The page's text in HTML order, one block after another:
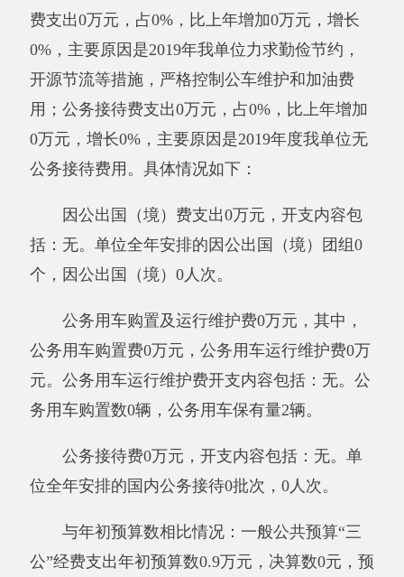
费预算数0万元，决算数0万元，预决算差异率
0%，主要原因是： 2018、2019年度我单位无因
公出国（境） 费用； 公务用车购置费预算数0万
公务用车运行费 预算数0.9万元，决算数 0 万元，
预决算差异率- 100 %，主要原因是：严格控制公
是：2018、2019年度我单位无公务接待费用。
入支出，政府性基金预算财政拨款收入支出决算
表为空表。
费支出2.34万元，比上年增加2.34 万元，增长
100%，主要原因是2019年度我单位今年单位开